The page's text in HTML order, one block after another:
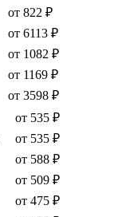
от 822 ₽
от 6113 ₽
от 1082 ₽
от 1169 ₽
от 3598 ₽
от 535 ₽
от 535 ₽
от 588 ₽
от 509 ₽
от 475 ₽